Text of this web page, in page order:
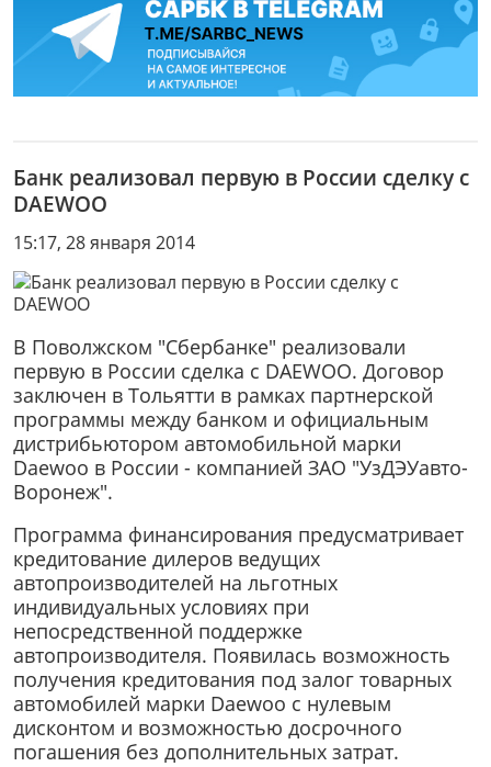
Банк реализовал первую в России сделку с
DAEWOO
15:17, 28 января 2014
В Поволжском "Сбербанке" реализовали
первую в России сделка с DAEWOO. Договор
заключен в Тольятти в рамках партнерской
программы между банком и официальным
дистрибьютором автомобильной марки
Daewoo в России - компанией ЗАО "УзДЭУавто-
Воронеж".
Программа финансирования предусматривает
кредитование дилеров ведущих
автопроизводителей на льготных
индивидуальных условиях при
непосредственной поддержке
автопроизводителя. Появилась возможность
получения кредитования под залог товарных
автомобилей марки Daewoo с нулевым
дисконтом и возможностью досрочного
погашения без дополнительных затрат.